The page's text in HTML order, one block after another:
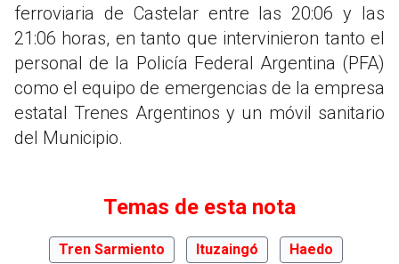
ferroviaria de Castelar entre las 20:06 y las
21:06 horas, en tanto que intervinieron tanto el
personal de la Policía Federal Argentina (PFA)
como el equipo de emergencias de la empresa
estatal Trenes Argentinos y un móvil sanitario
del Municipio.
Temas de esta nota
Tren Sarmiento Ituzaingó
Haedo